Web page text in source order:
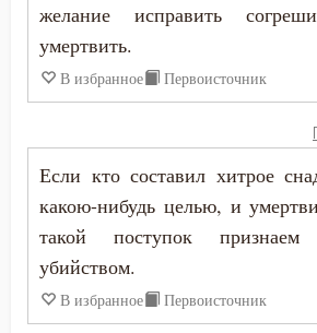
Благоразумие
Благочестие
Блуд
Богатство
Богопознание
Анастасий Синаит
Анатолий Оптинский
Антоний Великий
Антоний Оптинский (Путилов)
Арсений Великий
Афанасий (Сахаров)
желание исправить
умертвить.
В избранное Первоисточник
Если кто составил хитрое
какою-нибудь целью, и
такой поступок признаем
убийством.
В избранное Первоисточник